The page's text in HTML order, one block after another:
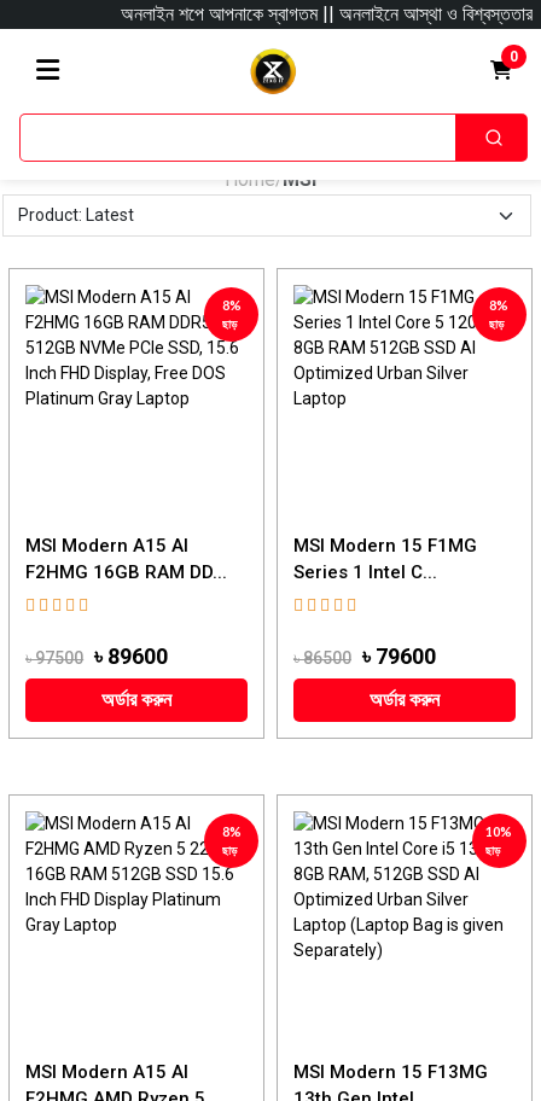
অনলাইন শপে আপনাকে স্বাগতম || অনলাইনে আস্থা ও বিশ্বস্ততার সাথে
0
Home/ MSI
8%
ছাড়
MSI Modern A15 AI
F2HMG 16GB RAM DD...
৳ 97500 ৳ 89600
অর্ডার করুন
8%
ছাড়
MSI Modern 15 F1MG
Series 1 Intel C...
৳ 86500 ৳ 79600
অর্ডার করুন
8%
ছাড়
MSI Modern A15 AI
10%
ছাড়
MSI Modern 15 F13MG